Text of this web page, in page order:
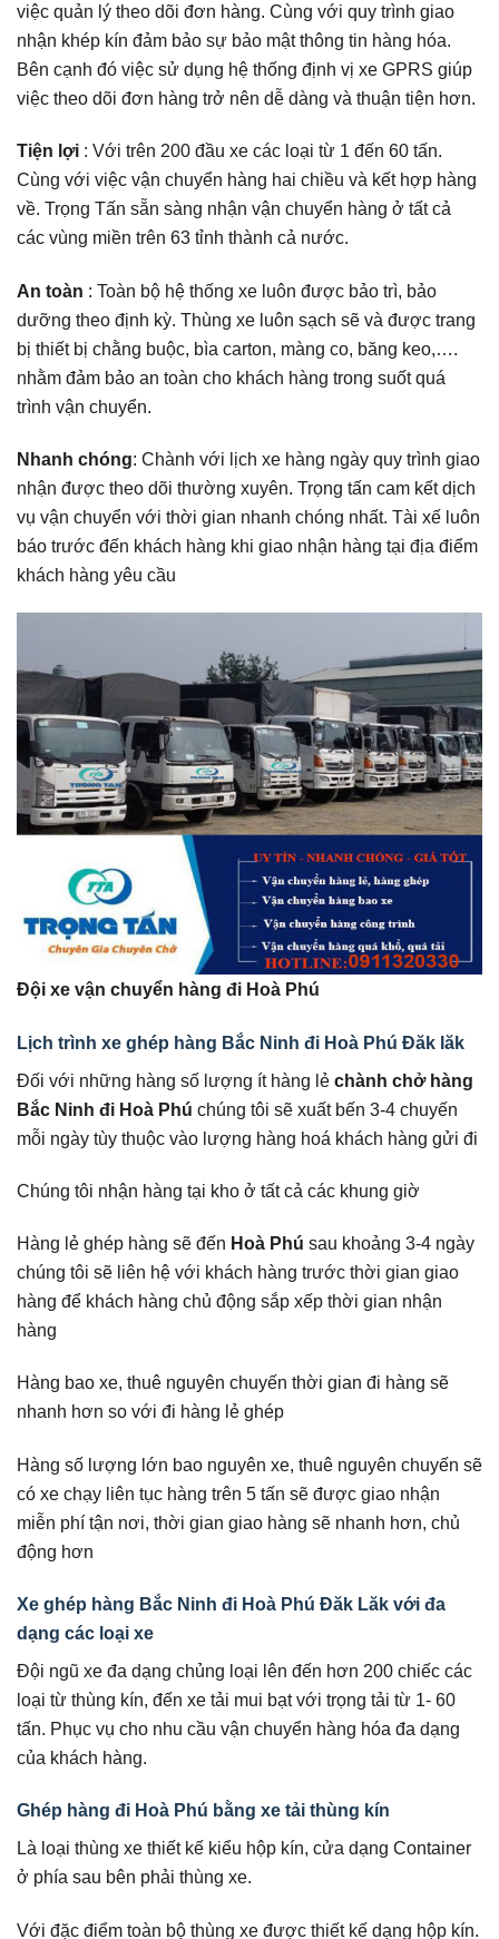
việc quản lý theo dõi đơn hàng. Cùng với quy trình giao
nhận khép kín đảm bảo sự bảo mật thông tin hàng hóa.
Bên cạnh đó việc sử dụng hệ thống định vị xe GPRS giúp
việc theo dõi đơn hàng trở nên dễ dàng và thuận tiện hơn.
Tiện lợi : Với trên 200 đầu xe các loại từ 1 đến 60 tấn.
Cùng với việc vận chuyển hàng hai chiều và kết hợp hàng
về. Trọng Tấn sẵn sàng nhận vận chuyển hàng ở tất cả
các vùng miền trên 63 tỉnh thành cả nước.
An toàn : Toàn bộ hệ thống xe luôn được bảo trì, bảo
dưỡng theo định kỳ. Thùng xe luôn sạch sẽ và được trang
bị thiết bị chằng buộc, bìa carton, màng co, băng keo,….
nhằm đảm bảo an toàn cho khách hàng trong suốt quá
trình vận chuyển.
Nhanh chóng: Chành với lịch xe hàng ngày quy trình giao
nhận được theo dõi thường xuyên. Trọng tấn cam kết dịch
vụ vận chuyển với thời gian nhanh chóng nhất. Tài xế luôn
báo trước đến khách hàng khi giao nhận hàng tại địa điểm
khách hàng yêu cầu
Đội xe vận chuyển hàng đi Hoà Phú
Lịch trình xe ghép hàng Bắc Ninh đi Hoà Phú Đăk lăk
Đối với những hàng số lượng ít hàng lẻ chành chở hàng
Bắc Ninh đi Hoà Phú chúng tôi sẽ xuất bến 3-4 chuyến
mỗi ngày tùy thuộc vào lượng hàng hoá khách hàng gửi đi
Chúng tôi nhận hàng tại kho ở tất cả các khung giờ
Hàng lẻ ghép hàng sẽ đến Hoà Phú sau khoảng 3-4 ngày
chúng tôi sẽ liên hệ với khách hàng trước thời gian giao
hàng để khách hàng chủ động sắp xếp thời gian nhận
hàng
Hàng bao xe, thuê nguyên chuyến thời gian đi hàng sẽ
nhanh hơn so với đi hàng lẻ ghép
Hàng số lượng lớn bao nguyên xe, thuê nguyên chuyến sẽ
có xe chạy liên tục hàng trên 5 tấn sẽ được giao nhận
miễn phí tận nơi, thời gian giao hàng sẽ nhanh hơn, chủ
động hơn
Xe ghép hàng Bắc Ninh đi Hoà Phú Đăk Lăk với đa
dạng các loại xe
Đội ngũ xe đa dạng chủng loại lên đến hơn 200 chiếc các
loại từ thùng kín, đến xe tải mui bạt với trọng tải từ 1- 60
tấn. Phục vụ cho nhu cầu vận chuyển hàng hóa đa dạng
của khách hàng.
Ghép hàng đi Hoà Phú bằng xe tải thùng kín
Là loại thùng xe thiết kế kiểu hộp kín, cửa dạng Container
ở phía sau bên phải thùng xe.
Với đặc điểm toàn bộ thùng xe được thiết kế dạng hộp kín.